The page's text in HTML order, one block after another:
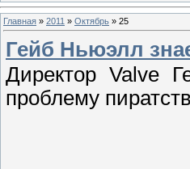
Главная » 2011 » Октябрь » 25
Гейб Ньюэлл
Директор Valve
проблему